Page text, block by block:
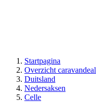
Startpagina
Overzicht
Duitsland
Nedersaksen
Celle